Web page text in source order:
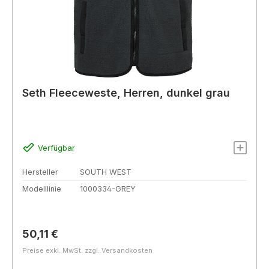
Seth Fleeceweste, Herren, dunkel grau
Verfügbar
Hersteller
SOUTH WEST
Modelllinie
1000334-GREY
Regulärer Preis:
50,11 €
Preise exkl. MwSt. zzgl. Versandkosten